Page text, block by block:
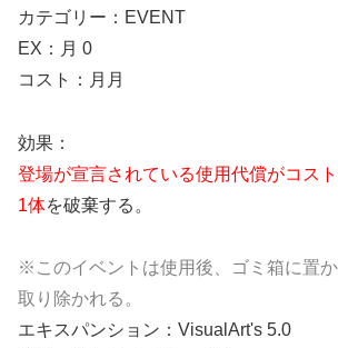
カテゴリー：EVENT
EX：月 0
コスト：月月
効果：
登場が宣言されている使用代償がコス
1体を破棄する。
※このイベントは使用後、ゴミ箱に置
取り除かれる。
エキスパンション：VisualArt's 5.0